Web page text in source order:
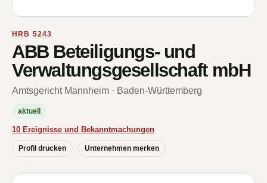
HRB 5243
ABB Beteiligungs- und
Verwaltungsgesellschaft mbH
Amtsgericht Mannheim · Baden-Württemberg
aktuell
10 Ereignisse und Bekanntmachungen
Profil drucken Unternehmen merken